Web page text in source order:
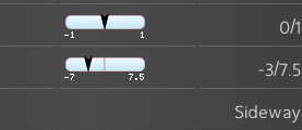
0/1
-3/7.5
Sideway